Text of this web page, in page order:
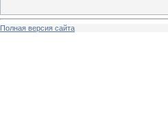
Полная версия сайта